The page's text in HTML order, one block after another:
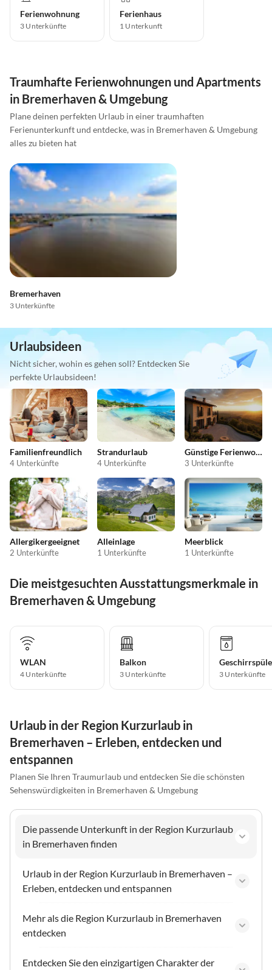
Ferienwohnung
3 Unterkünfte
Ferienhaus
1 Unterkunft
Traumhafte Ferienwohnungen und Apartments
in Bremerhaven & Umgebung
Plane deinen perfekten Urlaub in einer traumhaften
Ferienunterkunft und entdecke, was in Bremerhaven & Umgebung
alles zu bieten hat
Bremerhaven
3 Unterkünfte
Urlaubsideen
Nicht sicher, wohin es gehen soll? Entdecken Sie
perfekte Urlaubsideen!
Familienfreundlich
4 Unterkünfte
Strandurlaub
4 Unterkünfte
Günstige Ferienwohnungen
3 Unterkünfte
Allergikergeeignet
2 Unterkünfte
Alleinlage
1 Unterkünfte
Meerblick
1 Unterkünfte
Die meistgesuchten Ausstattungsmerkmale in
Bremerhaven & Umgebung
WLAN
4 Unterkünfte
Balkon
3 Unterkünfte 3 Unterkünfte
Urlaub in der Region Kurzurlaub in
Bremerhaven – Erleben, entdecken und
entspannen
Planen Sie Ihren Traumurlaub und entdecken Sie die schönsten
Sehenswürdigkeiten in Bremerhaven & Umgebung
Die passende Unterkunft in der Region Kurzurlaub
in Bremerhaven finden
Urlaub in der Region Kurzurlaub in Bremerhaven –
Erleben, entdecken und entspannen
Mehr als die Region Kurzurlaub in Bremerhaven
entdecken
Entdecken Sie den einzigartigen Charakter der